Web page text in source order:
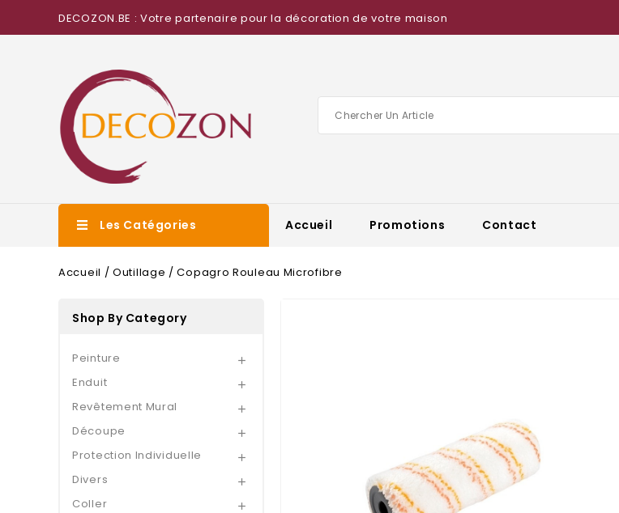
DECOZON.BE : Votre partenaire pour la décoration de votre maison
Les Catégories Accueil Promotions Contact
Accueil Outillage Copagro Rouleau Microfibre
Shop By Category
Peinture 
Enduit 
Revêtement Mural 
Découpe 
Protection Individuelle 
Divers 
Coller 